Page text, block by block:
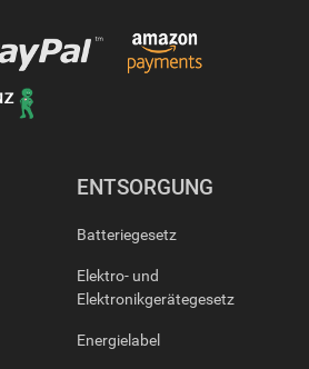
ENTSORGUNG
Batteriegesetz
Elektro- und
Elektronikgerätegesetz
Energielabel